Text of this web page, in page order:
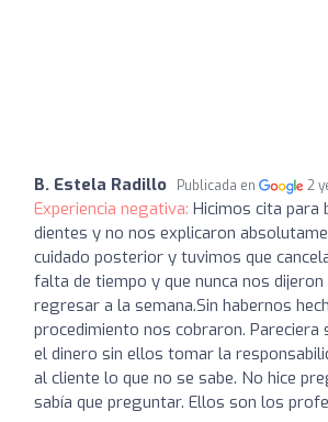
B. Estela Radillo Publicada en 2
Experiencia negativa: Hicimos cita para
dientes y no nos explicaron
cuidado posterior y tuvimos que
falta de tiempo y que nunca nos dijeron
regresar a la semana.Sin habernos
procedimiento nos cobraron.
el dinero sin ellos tomar la
al cliente lo que no se sabe. No hice
sabía que preguntar. Ellos son los